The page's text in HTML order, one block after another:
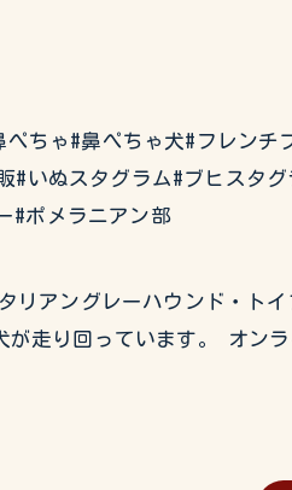
ちゃ#鼻ぺちゃ犬#フレンチ
#いぬスタグラム#ブヒスタグ
#ポメラニアン部
リアングレーハウンド・トイ
走り回っています。 オン